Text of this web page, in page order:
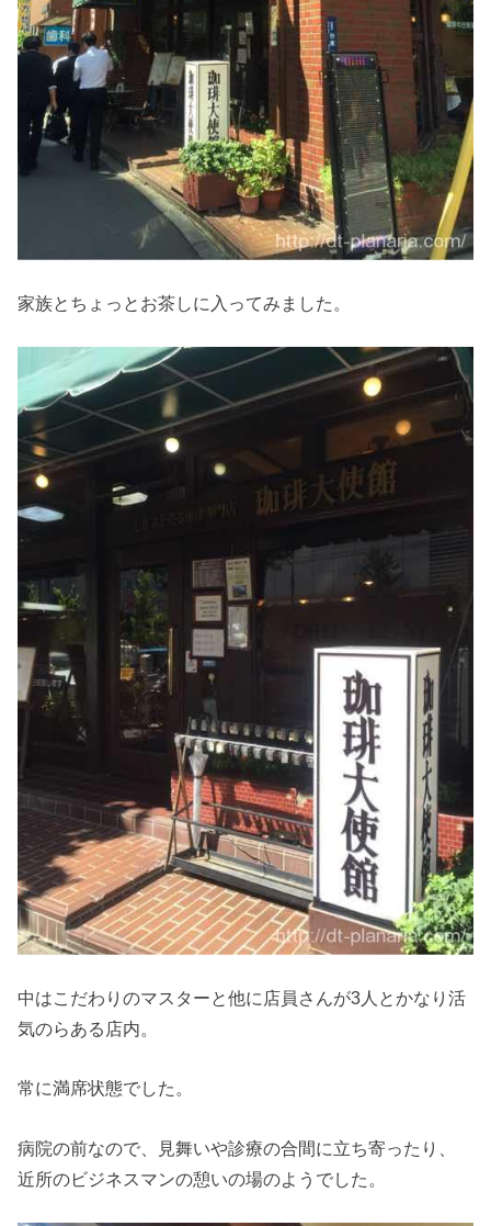
家族とちょっとお茶しに入ってみました。
中はこだわりのマスターと他に店員さんが3人とかなり活
気のらある店内。
常に満席状態でした。
病院の前なので、見舞いや診療の合間に立ち寄ったり、
近所のビジネスマンの憩いの場のようでした。